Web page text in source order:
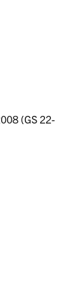
(GS 22-